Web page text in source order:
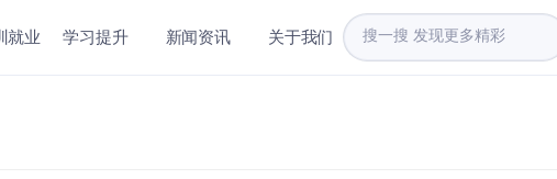
就业 学习提升 新闻资讯 关于我们